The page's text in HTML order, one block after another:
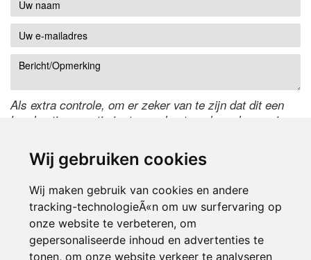
Wij gebruiken cookies
Wij maken gebruik van cookies en andere
tracking-technologieÃ«n om uw surfervaring op
onze website te verbeteren, om
gepersonaliseerde inhoud en advertenties te
tonen, om onze website verkeer te analyseren
Als extra controle, om er zeker van te zijn dat dit een
handmatige reactie is, typ onderstaande code over in
de code te wijzigen.